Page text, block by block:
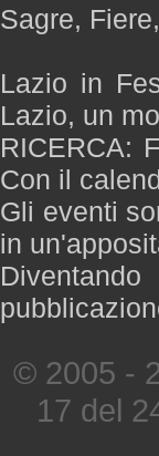
Sagre,
Lazio in
Lazio, un
RICERCA:
Con il
Gli eventi
in
Diventando
© 2005 -
17 del